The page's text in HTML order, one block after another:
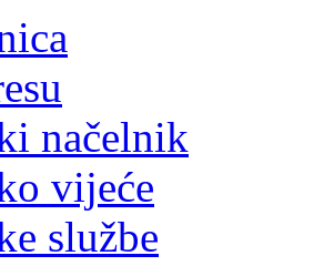
načelnik
vijeće
službe